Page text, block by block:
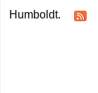
Humboldt.